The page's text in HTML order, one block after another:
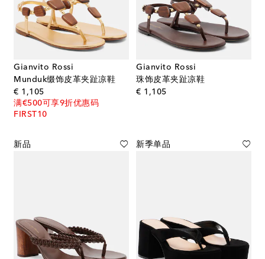
Gianvito Rossi
Munduk缀饰皮革夹趾凉鞋
€ 1,105original price
满€500可享9折优惠码
FIRST10
Gianvito Rossi
珠饰皮革夹趾凉鞋
€ 1,105original price
新品 新季单品